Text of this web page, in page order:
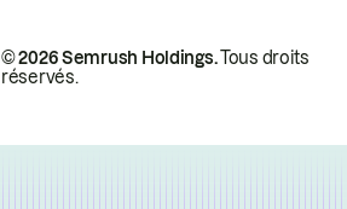
© 2026 Semrush Holdings.Tous droits
réservés.